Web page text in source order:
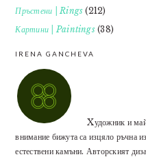
Пръстени | Rings (212)
Картини | Paintings(38)
IRENA GANCHEVA
Xудожник и
внимание бижута са изцяло ръчна
естествени камъни. Авторският